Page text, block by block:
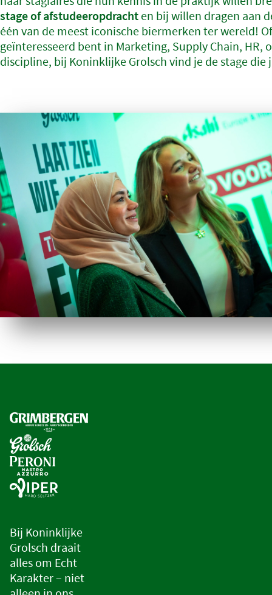
stage of afstudeeropdracht en bij willen dragen aan
één van de meest iconische biermerken ter wereld!
geïnteresseerd bent in Marketing, Supply Chain, HR,
discipline, bij Koninklijke Grolsch vind je de stage die
Bij Koninklijke
Grolsch draait
alles om Echt
Karakter – niet